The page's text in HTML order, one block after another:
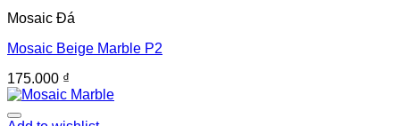
Mosaic Đá
Mosaic Beige Marble P2
175.000 ₫